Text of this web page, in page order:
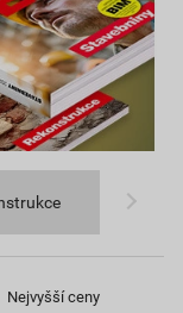
Nejvyšší ceny